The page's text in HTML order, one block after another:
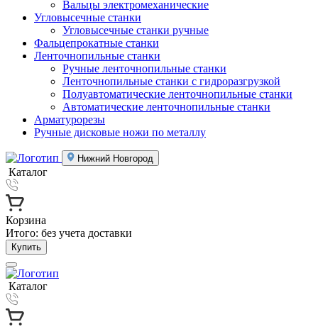
Вальцы электромеханические
Угловысечные станки
Угловысечные станки ручные
Фальцепрокатные станки
Ленточнопильные станки
Ручные ленточнопильные станки
Ленточнопильные станки с гидроразгрузкой
Полуавтоматические ленточнопильные станки
Автоматические ленточнопильные станки
Арматурорезы
Ручные дисковые ножи по металлу
Нижний Новгород
Каталог
Корзина
Итого: без учета доставки
Купить
Каталог